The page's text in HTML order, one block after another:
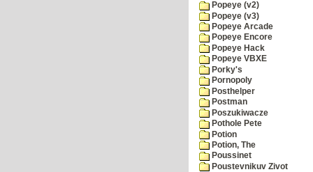
Popeye (v2)
Popeye (v3)
Popeye Arcade
Popeye Encore
Popeye Hack
Popeye VBXE
Porky's
Pornopoly
Posthelper
Postman
Poszukiwacze
Pothole Pete
Potion
Potion, The
Poussinet
Poustevnikuv Zivot